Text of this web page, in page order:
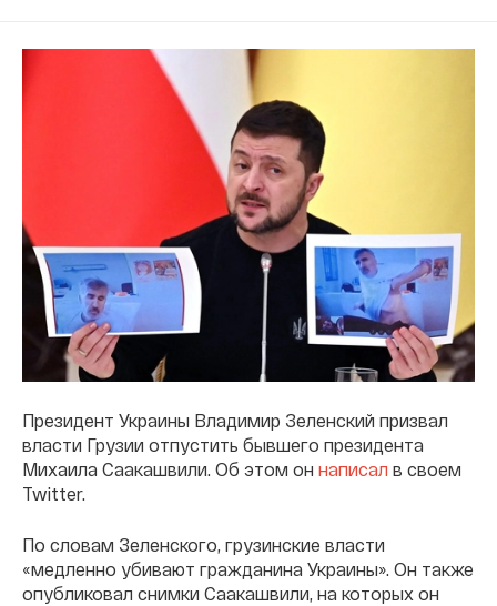
Президент Украины Владимир Зеленский призвал
власти Грузии отпустить бывшего президента
Михаила Саакашвили. Об этом он написал в своем
Twitter.
По словам Зеленского, грузинские власти
«медленно убивают гражданина Украины». Он также
опубликовал снимки Саакашвили, на которых он